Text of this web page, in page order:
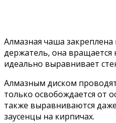
Алмазная чаша
держатель, она вращается
идеально выравнивает
Алмазным диском
только освобождается от
также выравниваются
заусенцы на кирпичах.